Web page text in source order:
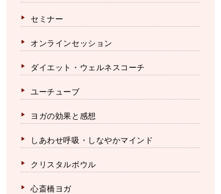
セミナー
オンラインセッション
ダイエット・ウェルネスコーチ
ユーチューブ
ヨガの効果と感想
しあわせ呼吸・しなやかマインド
クリスタルボウル
心斎橋ヨガ